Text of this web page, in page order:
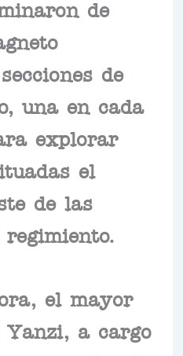
de
de
una en cada
explorar
el
de las
regimiento.
el mayor
Yanzi, a cargo